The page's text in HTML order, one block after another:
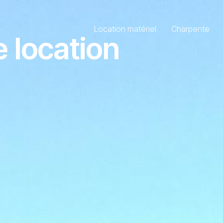
Location matériel Charpente
location